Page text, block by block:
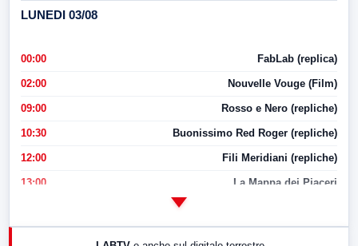
LUNEDI 03/08
00:00 FabLab (replica)
02:00 Nouvelle Vouge (Film)
09:00 Rosso e Nero (repliche)
10:30 Buonissimo Red Roger (repliche)
12:00 Fili Meridiani (repliche)
13:00 La Mappa dei Piaceri